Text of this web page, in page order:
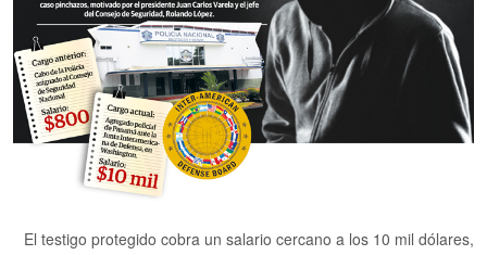
El testigo protegido cobra un salario cercano a los 10 mil dólares,